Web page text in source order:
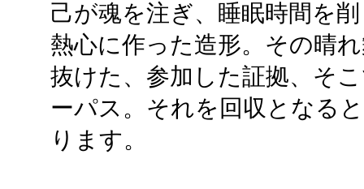
己が魂を注ぎ、睡眠時間を
熱心に作った造形。その晴
抜けた、参加した証拠、そ
ーパス。それを回収となる
ります。